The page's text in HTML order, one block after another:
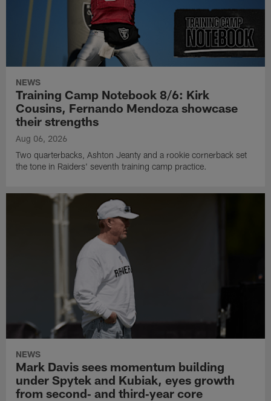
NEWS
Training Camp Notebook 8/6: Kirk
Cousins, Fernando Mendoza showcase
their strengths
Aug 06, 2026
Two quarterbacks, Ashton Jeanty and a rookie cornerback set
the tone in Raiders' seventh training camp practice.
NEWS
Mark Davis sees momentum building
under Spytek and Kubiak, eyes growth
from second‑ and third‑year core